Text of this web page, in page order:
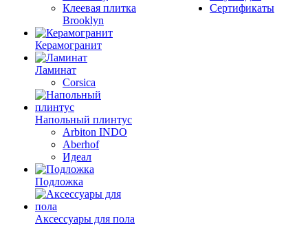
Клеевая плитка
Brooklyn
Керамогранит
Ламинат
Corsica
Напольный плинтус
Arbiton INDO
Aberhof
Идеал
Подложка
Аксессуары для пола
Сертификаты